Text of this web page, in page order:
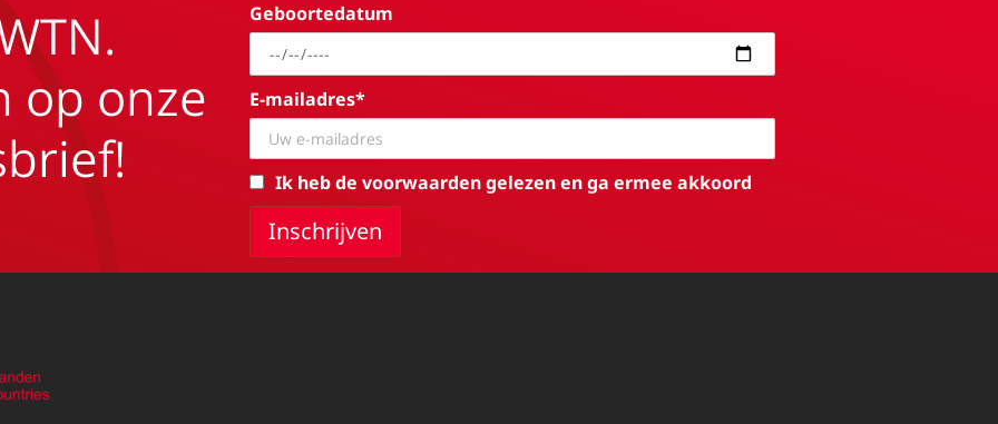
op onze
Geboortedatum
E-mailadres*
Ik heb de voorwaarden gelezen en ga ermee akkoord